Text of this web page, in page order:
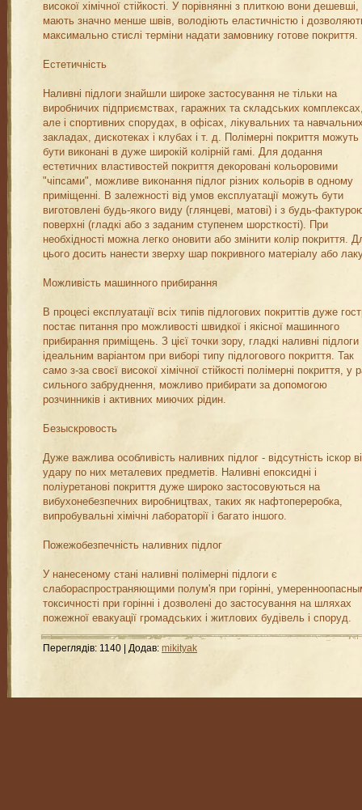
високої хімічної стійкості. У порівнянні з плиткою вони дешевші,
мають значно менше швів, володіють еластичністю і
максимально стислі терміни надати замовнику готове покриття.
Естетичність
Наливні підлоги знайшли широке застосування не тільки на
виробничих підприємствах, гаражних та складських
але і спортивних спорудах, в офісах, лікувальних та
закладах, дискотеках і клубах і т. д. Полімерні покриття можуть
бути виконані в дуже широкій колірній гамі. Для додання
естетичних властивостей покриття декоровані кольоровими
"чіпсами", можливе виконання підлог різних кольорів в одному
приміщенні. В залежності від умов експлуатації можуть бути
виготовлені будь-якого виду (глянцеві, матові) і з будь-
поверхні (гладкі або з заданим ступенем шорсткості). При
необхідності можна легко оновити або змінити колір покриття.
цього досить нанести зверху шар покривного матеріалу або
Можливість машинного прибирання
В процесі експлуатації всіх типів підлогових покриттів дуже
постає питання про можливості швидкої і якісної машинного
прибирання приміщень. З цієї точки зору, гладкі наливні підлоги
ідеальним варіантом при виборі типу підлогового покриття. Так
само з-за своєї високої хімічної стійкості полімерні покриття, у
сильного забруднення, можливо прибирати за допомогою
розчинників і активних миючих рідин.
Безыскровость
Дуже важлива особливість наливних підлог - відсутність іскор
удару по них металевих предметів. Наливні епоксидні і
поліуретанові покриття дуже широко застосовуються на
вибухонебезпечних виробництвах, таких як нафтопереробка,
випробувальні хімічні лабораторії і багато іншого.
Пожежобезпечність наливних підлог
У нанесеному стані наливні полімерні підлоги є
слабораспространяющими полум'я при горінні,
токсичності при горінні і дозволені до застосування на шляхах
пожежної евакуації громадських і житлових будівель і споруд.
Переглядів: 1140 Додав: mikityak